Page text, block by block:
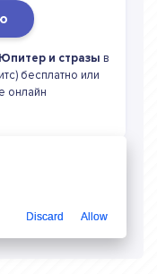
и стразы в
бесплатно или
онлайн
Discard Allow